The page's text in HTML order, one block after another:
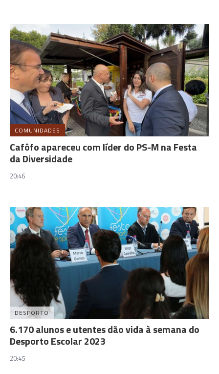
COMUNIDADES
Cafôfo apareceu com líder do PS-M na Festa
da Diversidade
20:46
DESPORTO
6.170 alunos e utentes dão vida à semana do
Desporto Escolar 2023
20:45